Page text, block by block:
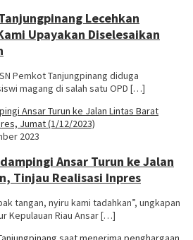
Lecehkan
Upayakan Diselesaikan
Pemkot Tanjungpinang diduga
magang di salah satu OPD […]
2023
Ansar Turun ke Jalan
Tinjau Realisasi Inpres
tangan, nyiru kami tadahkan”, ungkapan
Kepulauan Riau Ansar […]